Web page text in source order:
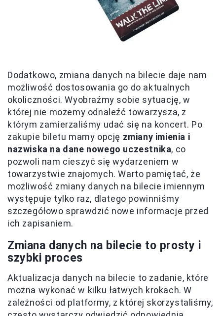
Dodatkowo, zmiana danych na bilecie daje nam
możliwość dostosowania go do aktualnych
okoliczności. Wyobraźmy sobie sytuację, w
której nie możemy odnaleźć towarzysza, z
którym zamierzaliśmy udać się na koncert. Po
zakupie biletu mamy opcję zmiany imienia i
nazwiska na dane nowego uczestnika, co
pozwoli nam cieszyć się wydarzeniem w
towarzystwie znajomych. Warto pamiętać, że
możliwość zmiany danych na bilecie imiennym
występuje tylko raz, dlatego powinniśmy
szczegółowo sprawdzić nowe informacje przed
ich zapisaniem.
Zmiana danych na bilecie to prosty i
szybki proces
Aktualizacja danych na bilecie to zadanie, które
można wykonać w kilku łatwych krokach. W
zależności od platformy, z której skorzystaliśmy,